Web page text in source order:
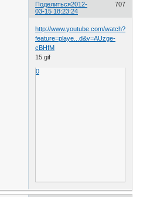
Поделиться 707
2012-
03-15 18:23:24
http://www.youtube.com/watch?
feature=playe...d&v=AUzge-
cBHfM
15.gif
0